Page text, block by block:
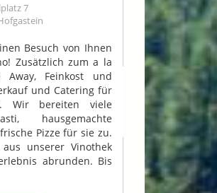
7
Besuch von Ihnen
Zusätzlich zum a la
Feinkost und
und Catering für
Wir bereiten viele
hausgemachte
Pizze für sie zu.
unserer Vinothek
abrunden. Bis